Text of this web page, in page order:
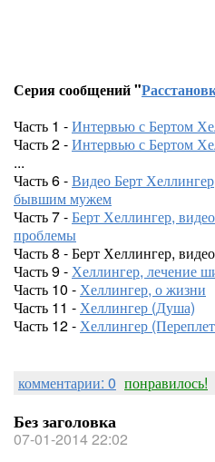
Серия сообщений "
Часть 1 -Интервью с Бертом
Часть 2 -Интервью с Бертом
...
Часть 6 -Видео Берт
бывшим мужем
Часть 7 -Берт Хеллингер,
проблемы
Часть 8 - Берт Хеллингер,
Часть 9 -Хеллингер, лечение
Часть 10 -Хеллингер, о жизни
Часть 11 -Хеллингер (Душа)
Часть 12 -Хеллингер
комментарии: 0 понравилось!
Без заголовка
07-01-2014 22:02